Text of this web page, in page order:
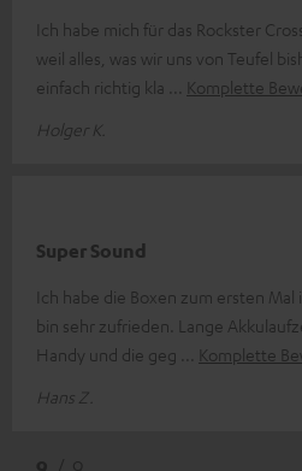
Ich habe mich für das Rockster
weil alles, was wir uns von Teufel
einfach richtig kla
Komplette
Holger K.
Super Sound
Ich habe die Boxen zum ersten
bin sehr zufrieden. Lange
Handy und die geg
Komplette
Hans Z.